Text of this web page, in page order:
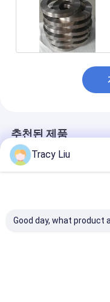
추천된 제품
Tracy Liu
Good day, what product